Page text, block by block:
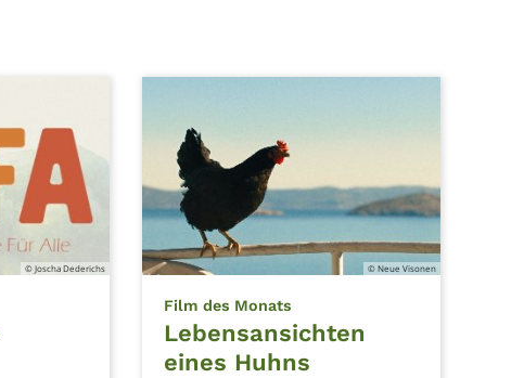
© Joscha Dederichs © Neue Visonen
Film des Monats
Lebensansichten
eines Huhns